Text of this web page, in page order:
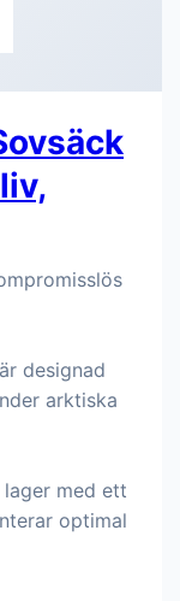
designad
arktiska
med ett
optimal